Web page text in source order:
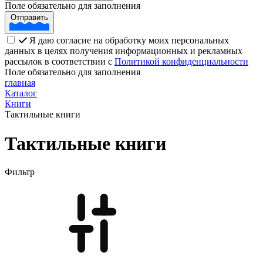
Поле обязательно для заполнения
Отправить
Я даю согласие на обработку моих персональных
данных в целях получения информационных и рекламных
рассылок в соответствии с Политикой конфиденциальности
Поле обязательно для заполнения
главная
Каталог
Книги
Тактильные книги
Тактильные книги
Фильтр